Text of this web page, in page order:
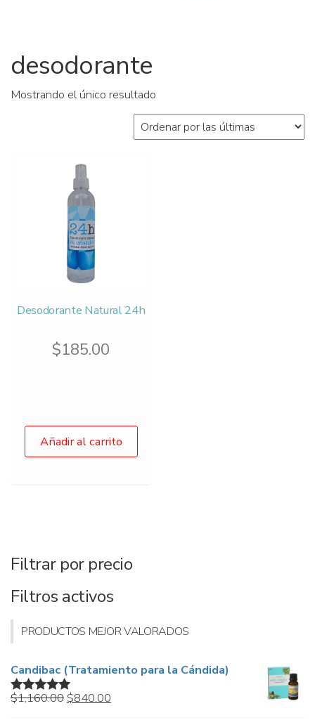
desodorante
Mostrando el único resultado
Desodorante Natural 24h
$185.00
Añadir al carrito
Filtrar por precio
Filtros activos
PRODUCTOS MEJOR VALORADOS
Candibac (Tratamiento para la Cándida)
Valorado en
$1,160.00Original
$840.00